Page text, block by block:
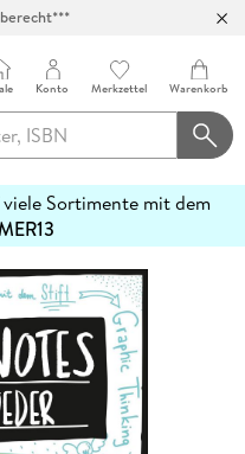
Konto Merkzettel Warenkorb
Sortimente mit dem